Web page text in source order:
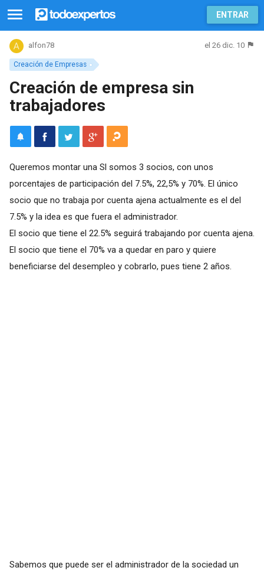
ENTRAR
Creación de Empresas
alfon78 el 26 dic. 10
Creación de empresa sin
trabajadores
Queremos montar una Sl somos 3 socios, con unos
porcentajes de participación del 7.5%, 22,5% y 70%. El único
socio que no trabaja por cuenta ajena actualmente es el del
7.5% y la idea es que fuera el administrador.
El socio que tiene el 22.5% seguirá trabajando por cuenta ajena.
El socio que tiene el 70% va a quedar en paro y quiere
beneficiarse del desempleo y cobrarlo, pues tiene 2 años.
Sabemos que puede ser el administrador de la sociedad un